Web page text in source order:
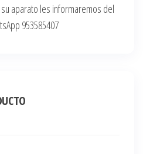
aparato les informaremos del
953585407